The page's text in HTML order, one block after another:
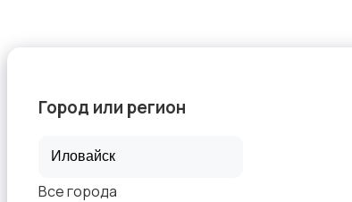
Город или регион
Все города